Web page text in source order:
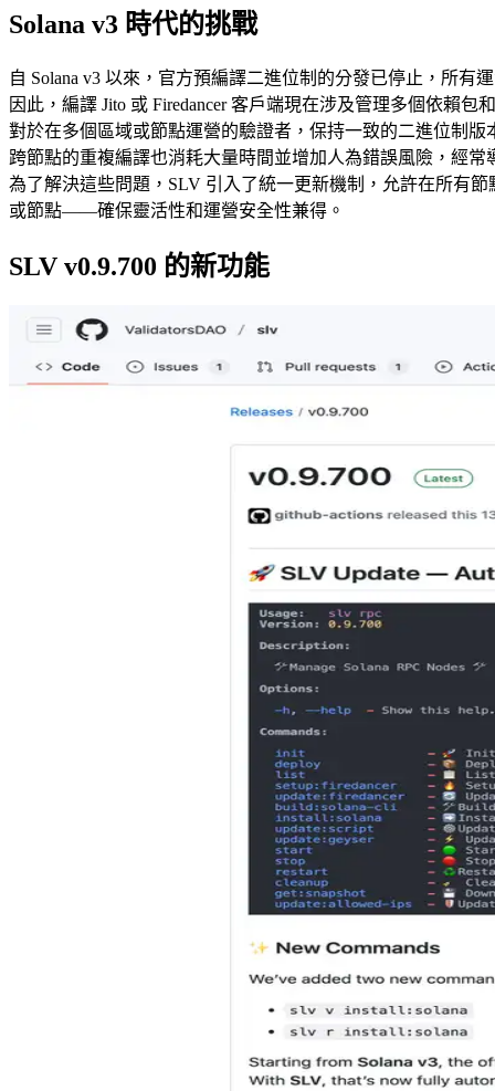
Solana v3 時代的挑戰
自 Solana v3 以來，官方預編譯二進位制的分發已停止，所有
因此，編譯 Jito 或 Firedancer 客戶端現在涉及管理多個依賴
對於在多個區域或節點運營的驗證者，保持一致的二進位制
跨節點的重複編譯也消耗大量時間並增加人為錯誤風險，經常
為了解決這些問題，SLV 引入了統一更新機制，允許在所有
或節點——確保靈活性和運營安全性兼得。
SLV v0.9.700 的新功能